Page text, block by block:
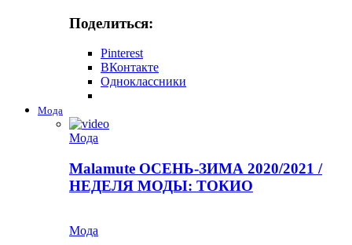
Поделиться:
Pinterest
ВКонтакте
Одноклассники
Мода
Мода
Malamute ОСЕНЬ-ЗИМА 2020/2021 /
НЕДЕЛЯ МОДЫ: ТОКИО
Мода